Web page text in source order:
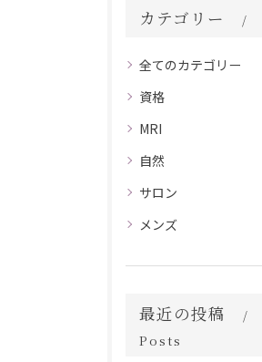
カテゴリー
全てのカテゴリー
資格
MRI
自然
サロン
メンズ
最近の投稿
Posts